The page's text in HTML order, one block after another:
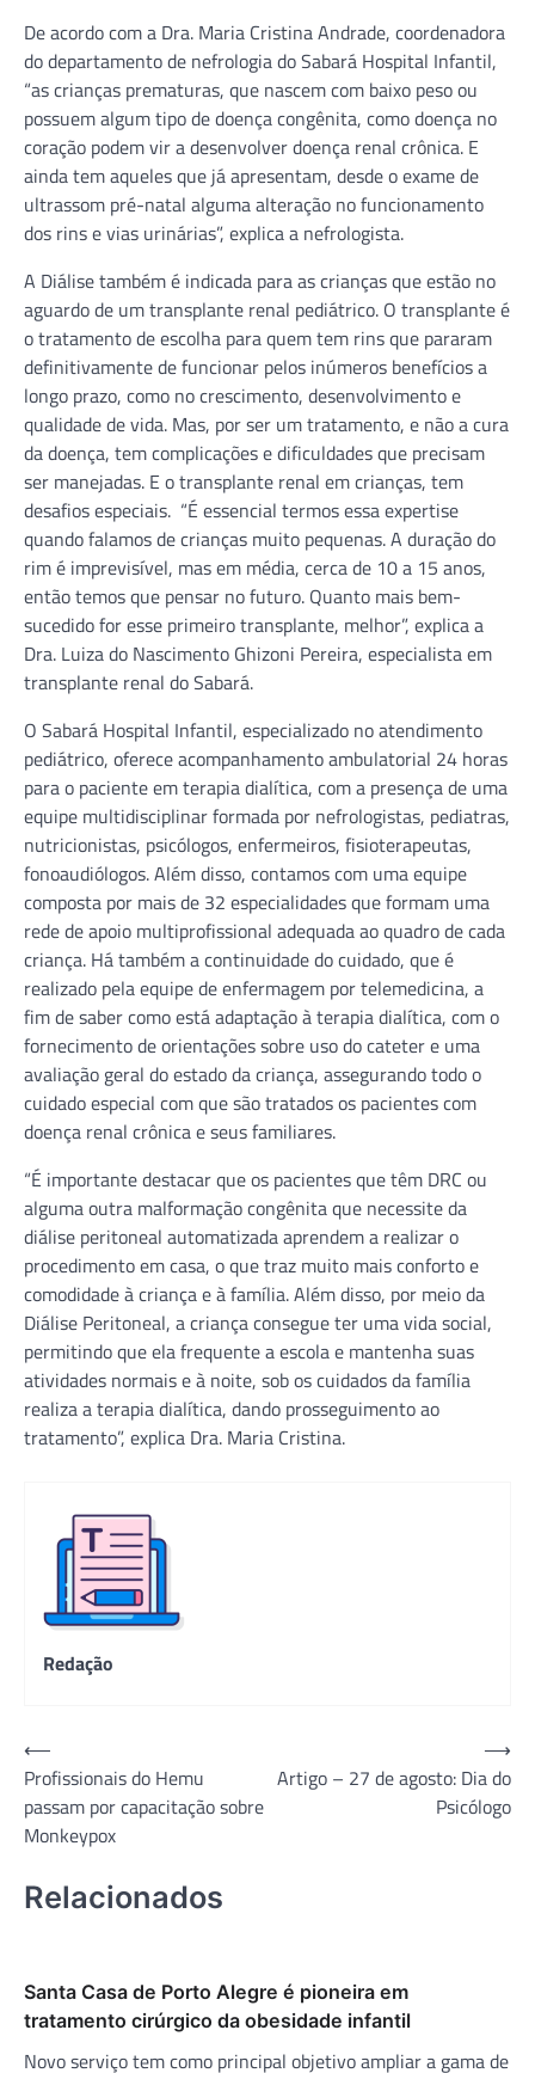
De acordo com a Dra. Maria Cristina Andrade, coordenadora
do departamento de nefrologia do Sabará Hospital Infantil,
“as crianças prematuras, que nascem com baixo peso ou
possuem algum tipo de doença congênita, como doença no
coração podem vir a desenvolver doença renal crônica. E
ainda tem aqueles que já apresentam, desde o exame de
ultrassom pré-natal alguma alteração no funcionamento
dos rins e vias urinárias”, explica a nefrologista.
A Diálise também é indicada para as crianças que estão no
aguardo de um transplante renal pediátrico. O transplante é
o tratamento de escolha para quem tem rins que pararam
definitivamente de funcionar pelos inúmeros benefícios a
longo prazo, como no crescimento, desenvolvimento e
qualidade de vida. Mas, por ser um tratamento, e não a cura
da doença, tem complicações e dificuldades que precisam
ser manejadas. E o transplante renal em crianças, tem
desafios especiais. “É essencial termos essa expertise
quando falamos de crianças muito pequenas. A duração do
rim é imprevisível, mas em média, cerca de 10 a 15 anos,
então temos que pensar no futuro. Quanto mais bem-
sucedido for esse primeiro transplante, melhor”, explica a
Dra. Luiza do Nascimento Ghizoni Pereira, especialista em
transplante renal do Sabará.
O Sabará Hospital Infantil, especializado no atendimento
pediátrico, oferece acompanhamento ambulatorial 24 horas
para o paciente em terapia dialítica, com a presença de uma
equipe multidisciplinar formada por nefrologistas, pediatras,
nutricionistas, psicólogos, enfermeiros, fisioterapeutas,
fonoaudiólogos. Além disso, contamos com uma equipe
composta por mais de 32 especialidades que formam uma
rede de apoio multiprofissional adequada ao quadro de cada
criança. Há também a continuidade do cuidado, que é
realizado pela equipe de enfermagem por telemedicina, a
fim de saber como está adaptação à terapia dialítica, com o
fornecimento de orientações sobre uso do cateter e uma
avaliação geral do estado da criança, assegurando todo o
cuidado especial com que são tratados os pacientes com
doença renal crônica e seus familiares.
“É importante destacar que os pacientes que têm DRC ou
alguma outra malformação congênita que necessite da
diálise peritoneal automatizada aprendem a realizar o
procedimento em casa, o que traz muito mais conforto e
comodidade à criança e à família. Além disso, por meio da
Diálise Peritoneal, a criança consegue ter uma vida social,
permitindo que ela frequente a escola e mantenha suas
atividades normais e à noite, sob os cuidados da família
realiza a terapia dialítica, dando prosseguimento ao
tratamento”, explica Dra. Maria Cristina.
Redação
Navegação
de
Post
⟵
Profissionais do Hemu
passam por capacitação sobre
Monkeypox
Artigo – 27 de agosto: Dia do
Psicólogo
⟶
Relacionados
Santa Casa de Porto Alegre é pioneira em
tratamento cirúrgico da obesidade infantil
Novo serviço tem como principal objetivo ampliar a gama de